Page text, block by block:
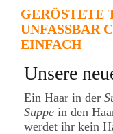
GERÖSTETE
UNFASSBAR
EINFACH
Unsere
Ein Haar in der
Suppe in den
werdet ihr kein